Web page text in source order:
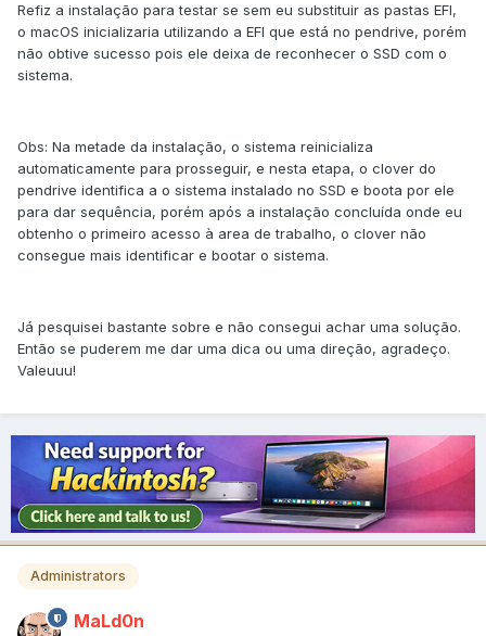
Refiz a instalação para testar se sem eu substituir as pastas EFI,
o macOS inicializaria utilizando a EFI que está no pendrive, porém
não obtive sucesso pois ele deixa de reconhecer o SSD com o
sistema.
Obs: Na metade da instalação, o sistema reinicializa
automaticamente para prosseguir, e nesta etapa, o clover do
pendrive identifica a o sistema instalado no SSD e boota por ele
para dar sequência, porém após a instalação concluída onde eu
obtenho o primeiro acesso à area de trabalho, o clover não
consegue mais identificar e bootar o sistema.
Já pesquisei bastante sobre e não consegui achar uma solução.
Então se puderem me dar uma dica ou uma direção, agradeço.
Valeuuu!
Administrators
MaLd0n